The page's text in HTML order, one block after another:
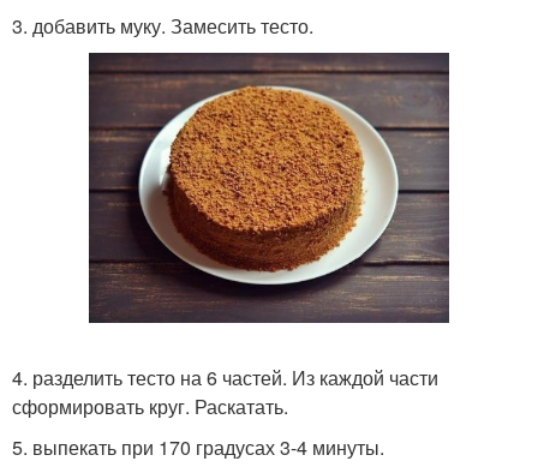
3. добавить муку. Замесить тесто.
4. разделить тесто на 6 частей. Из каждой части
сформировать круг. Раскатать.
5. выпекать при 170 градусах 3-4 минуты.